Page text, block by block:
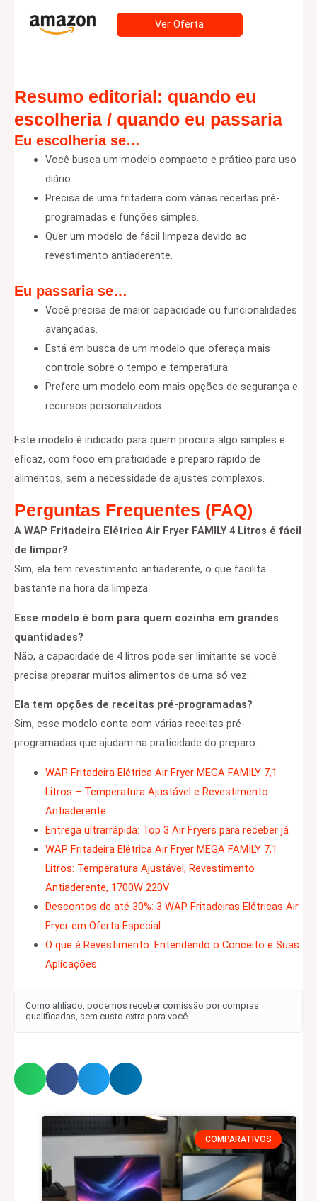
Ver Oferta
Resumo editorial: quando eu
escolheria / quando eu passaria
Eu escolheria se…
Você busca um modelo compacto e prático para uso
diário.
Precisa de uma fritadeira com várias receitas pré-
programadas e funções simples.
Quer um modelo de fácil limpeza devido ao
revestimento antiaderente.
Eu passaria se…
Você precisa de maior capacidade ou funcionalidades
avançadas.
Está em busca de um modelo que ofereça mais
controle sobre o tempo e temperatura.
Prefere um modelo com mais opções de segurança e
recursos personalizados.
Este modelo é indicado para quem procura algo simples e
eficaz, com foco em praticidade e preparo rápido de
alimentos, sem a necessidade de ajustes complexos.
Perguntas Frequentes (FAQ)
A WAP Fritadeira Elétrica Air Fryer FAMILY 4 Litros é fácil
de limpar?
Sim, ela tem revestimento antiaderente, o que facilita
bastante na hora da limpeza.
Esse modelo é bom para quem cozinha em grandes
quantidades?
Não, a capacidade de 4 litros pode ser limitante se você
precisa preparar muitos alimentos de uma só vez.
Ela tem opções de receitas pré-programadas?
Sim, esse modelo conta com várias receitas pré-
programadas que ajudam na praticidade do preparo.
WAP Fritadeira Elétrica Air Fryer MEGA FAMILY 7,1
Litros – Temperatura Ajustável e Revestimento
Antiaderente
Entrega ultrarrápida: Top 3 Air Fryers para receber já
WAP Fritadeira Elétrica Air Fryer MEGA FAMILY 7,1
Litros: Temperatura Ajustável, Revestimento
Antiaderente, 1700W 220V
Descontos de até 30%: 3 WAP Fritadeiras Elétricas Air
Fryer em Oferta Especial
O que é Revestimento: Entendendo o Conceito e Suas
Aplicações
Como afiliado, podemos receber comissão por compras
qualificadas, sem custo extra para você.
COMPARATIVOS